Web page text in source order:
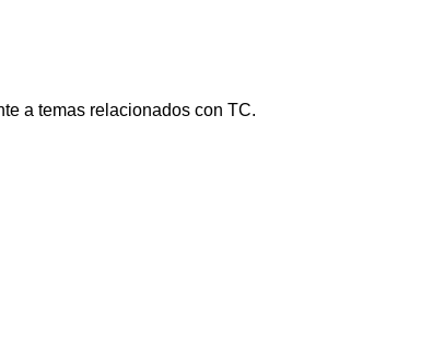
a temas relacionados con TC.